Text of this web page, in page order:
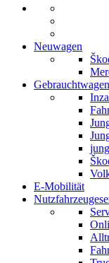
Neuwagen
Gebrauchtwagen
E-Mobilität